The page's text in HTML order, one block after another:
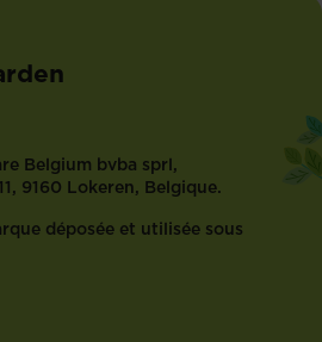
Belgium bvba sprl,
9160 Lokeren, Belgique.
déposée et utilisée sous